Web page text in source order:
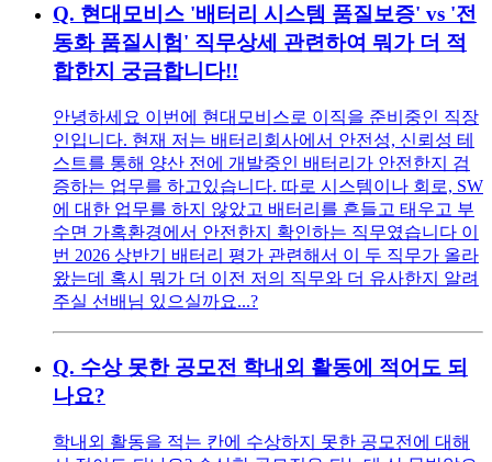
Q. 현대모비스 '배터리 시스템 품질보증' vs '전
동화 품질시험' 직무상세 관련하여 뭐가 더 적
합한지 궁금합니다!!
안녕하세요 이번에 현대모비스로 이직을 준비중인 직장
인입니다. 현재 저는 배터리회사에서 안전성, 신뢰성 테
스트를 통해 양산 전에 개발중인 배터리가 안전한지 검
증하는 업무를 하고있습니다. 따로 시스템이나 회로, SW
에 대한 업무를 하지 않았고 배터리를 흔들고 태우고 부
수면 가혹환경에서 안전한지 확인하는 직무였습니다 이
번 2026 상반기 배터리 평가 관련해서 이 두 직무가 올라
왔는데 혹시 뭐가 더 이전 저의 직무와 더 유사한지 알려
주실 선배님 있으실까요...?
Q. 수상 못한 공모전 학내외 활동에 적어도 되
나요?
학내외 활동을 적는 칸에 수상하지 못한 공모전에 대해